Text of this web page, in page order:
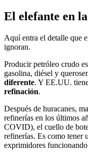
El elefante en
Aquí entra el detalle que
ignoran.
Producir petróleo crudo
gasolina, diésel y
diferente. Y EE.UU.
refinación.
Después de huracanes,
refinerías en los últimos
COVID), el cuello de
refinerías. Es como tener
exprimidores